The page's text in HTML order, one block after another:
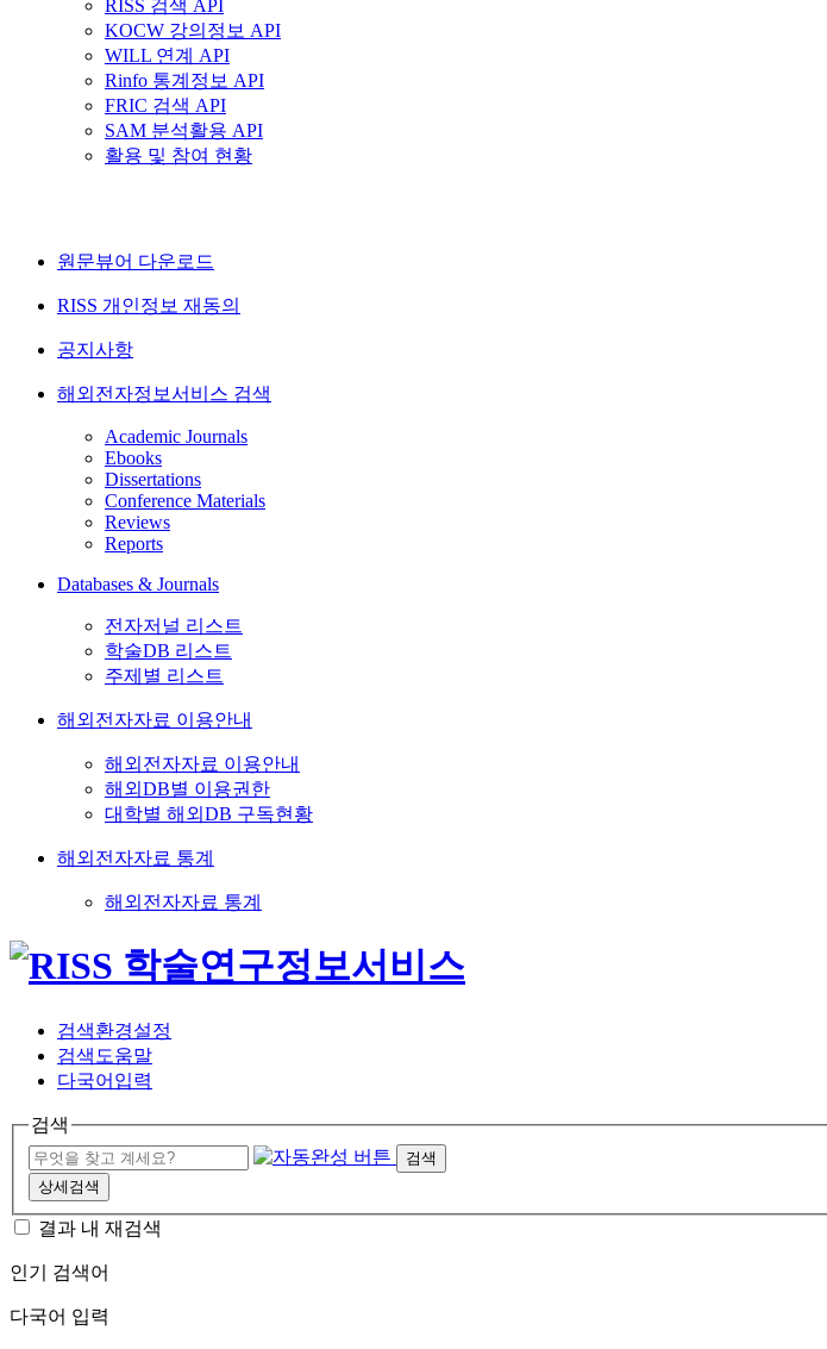
RISS 검색 API
KOCW 강의정보 API
WILL 연계 API
Rinfo 통계정보 API
FRIC 검색 API
SAM 분석활용 API
활용 및 참여 현황
원문뷰어 다운로드
RISS 개인정보 재동의
공지사항
해외전자정보서비스 검색
Academic Journals
Ebooks
Dissertations
Conference Materials
Reviews
Reports
Databases & Journals
전자저널 리스트
학술DB 리스트
주제별 리스트
해외전자자료 이용안내
해외전자자료 이용안내
해외DB별 이용권한
대학별 해외DB 구독현황
해외전자자료 통계
해외전자자료 통계
검색환경설정
검색도움말
다국어입력
검색
검색
상세검색
결과 내 재검색
인기 검색어
다국어 입력